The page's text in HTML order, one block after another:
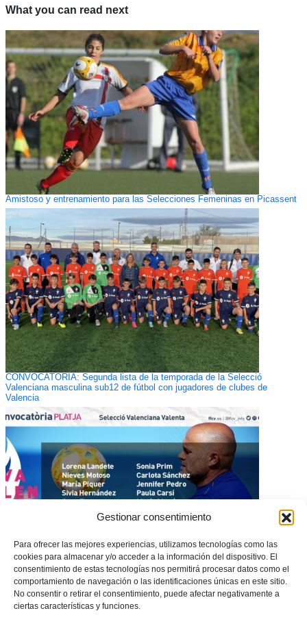
Gestionar consentimiento
Para ofrecer las mejores experiencias, utilizamos tecnologías como las
cookies para almacenar y/o acceder a la información del dispositivo. El
consentimiento de estas tecnologías nos permitirá procesar datos como el
comportamiento de navegación o las identificaciones únicas en este sitio.
No consentir o retirar el consentimiento, puede afectar negativamente a
ciertas características y funciones.
What you can read next
Amistoso y entrenamiento para las Selecciones Femeninas en Picassent
CONVOCATORIA: Segunda lista de la temporada de la Selecció
Valenciana masculina sub12 de fútbol con jugadores de clubes de
Valencia
CONVOCATORIA: Estas son las 12 jugadoras convocadas por la
Selecció Valenciana Valenta asboluta de fútbol playa para el XI
Campeonato de España